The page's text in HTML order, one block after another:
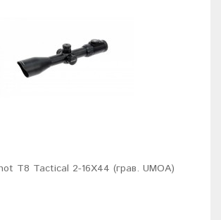
T8 Tactical 2-16X44 (грав. UMOA)